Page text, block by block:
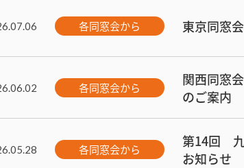
各同窓会から 東京同
各同窓会から
関西同窓
のご案内
各同窓会から
第14回
お知らせ